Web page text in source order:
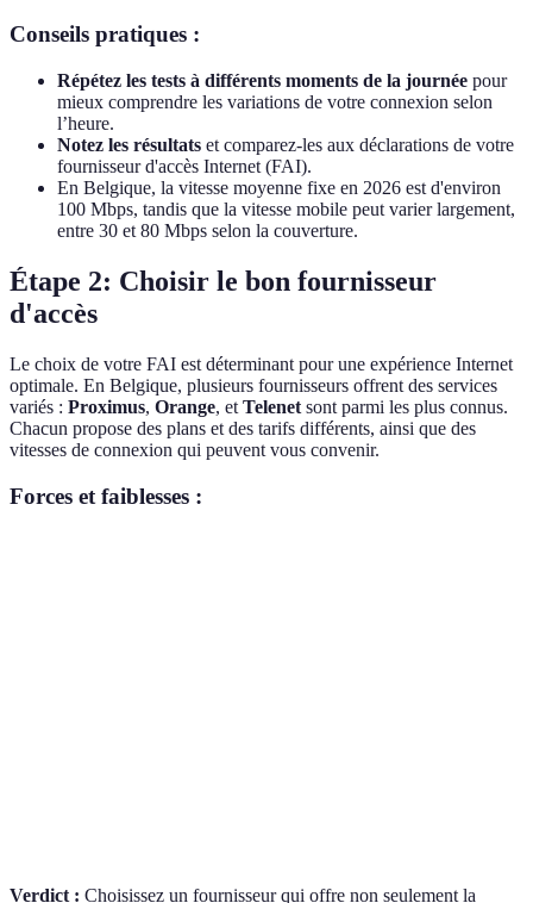
Conseils pratiques :
Répétez les tests à différents moments de la journée pour
mieux comprendre les variations de votre connexion selon
l’heure.
Notez les résultats et comparez-les aux déclarations de votre
fournisseur d'accès Internet (FAI).
En Belgique, la vitesse moyenne fixe en 2026 est d'environ
100 Mbps, tandis que la vitesse mobile peut varier largement,
entre 30 et 80 Mbps selon la couverture.
Étape 2: Choisir le bon fournisseur
d'accès
Le choix de votre FAI est déterminant pour une expérience Internet
optimale. En Belgique, plusieurs fournisseurs offrent des services
variés : Proximus, Orange, et Telenet sont parmi les plus connus.
Chacun propose des plans et des tarifs différents, ainsi que des
vitesses de connexion qui peuvent vous convenir.
Forces et faiblesses :
Verdict : Choisissez un fournisseur qui offre non seulement la